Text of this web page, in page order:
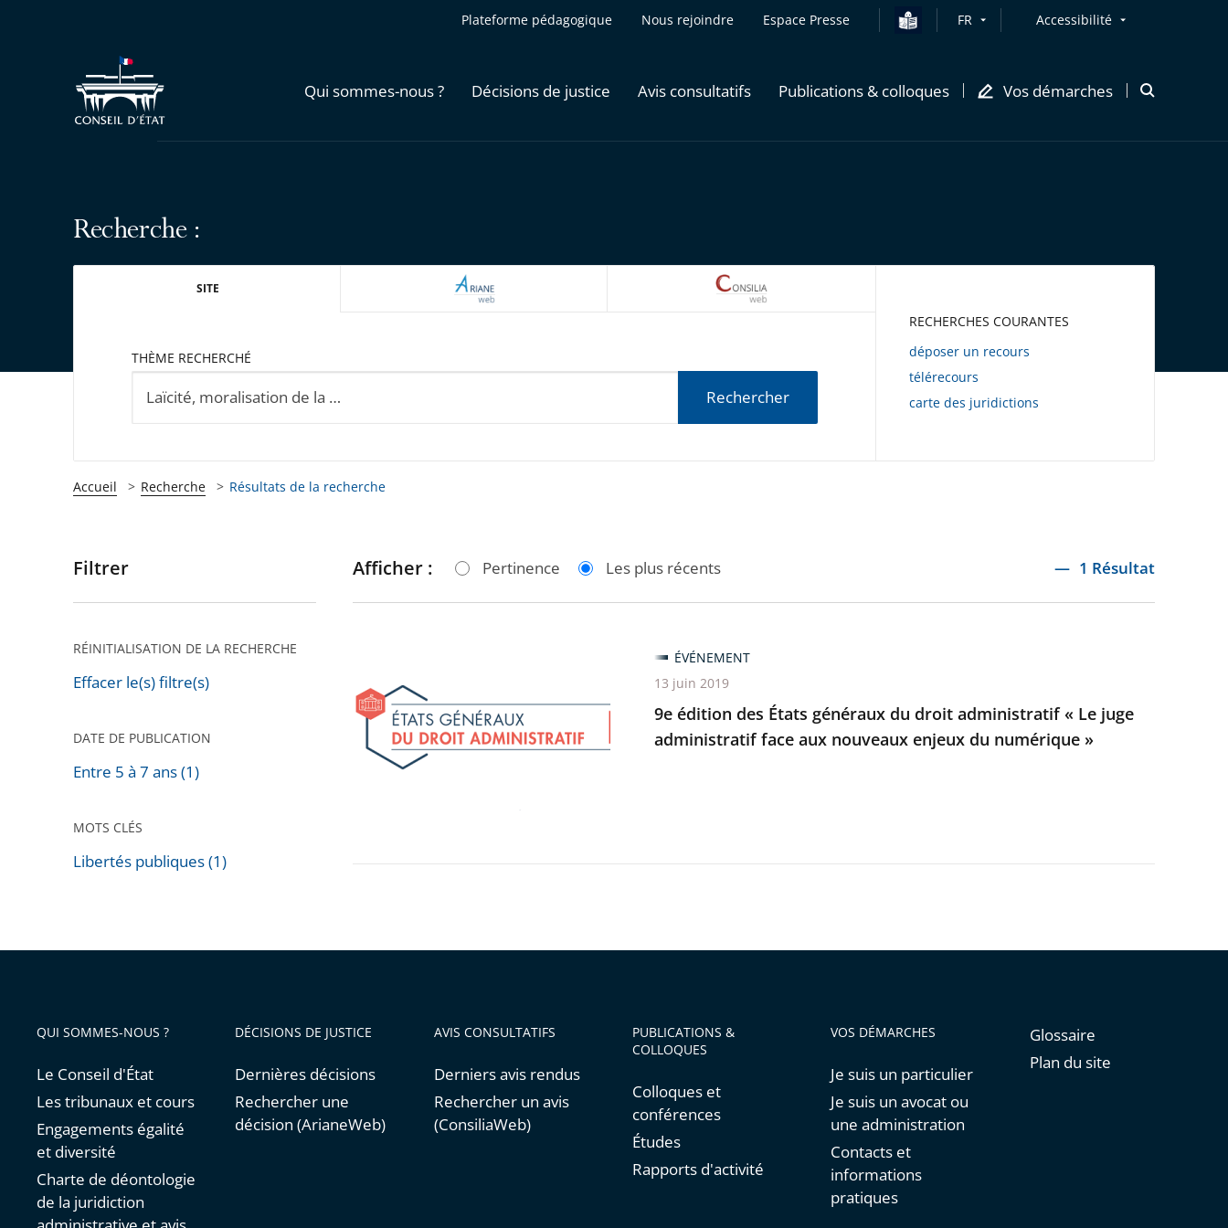
Plateforme pédagogique Nous rejoindre Espace Presse FR Accessibilité
Qui sommes-nous ? Décisions de justice Avis consultatifs Publications & colloques Vos démarches
Ouvrir
Recherche :
SITE ARIANEWEB
THÈME RECHERCHÉ
Rechercher
RECHERCHES COURANTES
déposer un recours
télérecours
carte des juridictions
Accueil Recherche Résultats de la recherche
Passer
pour
après
Filtrer
RÉINITIALISATION DE LA RECHERCHE
Effacer le(s) filtre(s)
DATE DE PUBLICATION
Entre 5 à 7 ans (1)
MOTS CLÉS
Libertés publiques (1)
Afficher : Pertinence Les plus récents 1 Résultat
édition
des
généraux
enjeux
»
9e édition des États généraux du droit administratif « Le juge
administratif face aux nouveaux enjeux du numérique »
ÉVÉNEMENT
13 juin 2019
QUI SOMMES-NOUS ?
Le Conseil d'État
Les tribunaux et cours
Engagements égalité
et diversité
Charte de déontologie
de la juridiction
DÉCISIONS DE JUSTICE
Dernières décisions
Rechercher une
décision (ArianeWeb)
AVIS CONSULTATIFS
Derniers avis rendus
Rechercher un avis
(ConsiliaWeb)
PUBLICATIONS &
COLLOQUES
Colloques et
conférences
Études
Rapports d'activité
VOS DÉMARCHES
Je suis un particulier
Je suis un avocat ou
une administration
Contacts et
informations
pratiques
Glossaire
Plan du site